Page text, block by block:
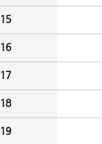
15
16
17
18
19